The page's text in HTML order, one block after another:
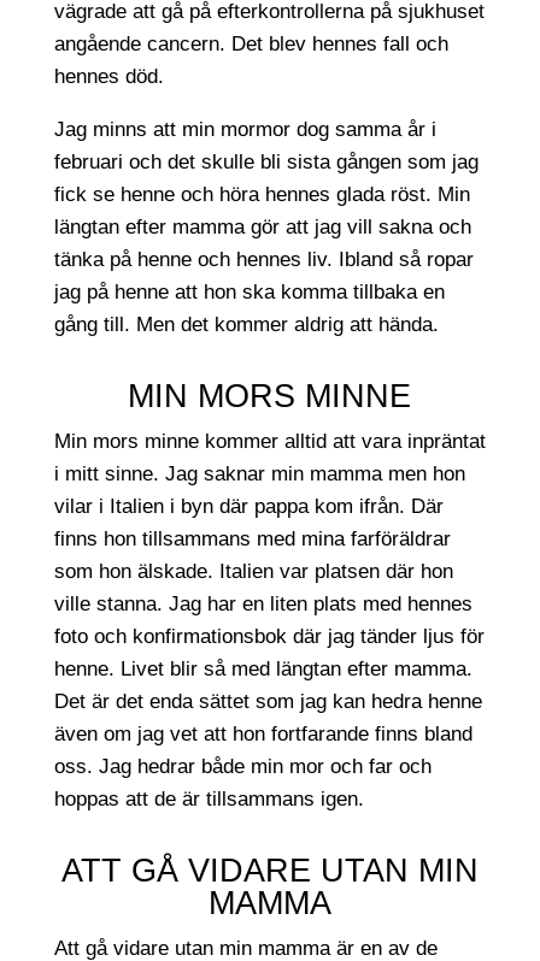
vägrade att gå på efterkontrollerna på sjukhuset
angående cancern. Det blev hennes fall och
hennes död.
Jag minns att min mormor dog samma år i
februari och det skulle bli sista gången som jag
fick se henne och höra hennes glada röst. Min
längtan efter mamma gör att jag vill sakna och
tänka på henne och hennes liv. Ibland så ropar
jag på henne att hon ska komma tillbaka en
gång till. Men det kommer aldrig att hända.
MIN MORS MINNE
Min mors minne kommer alltid att vara inpräntat
i mitt sinne. Jag saknar min mamma men hon
vilar i Italien i byn där pappa kom ifrån. Där
finns hon tillsammans med mina farföräldrar
som hon älskade. Italien var platsen där hon
ville stanna. Jag har en liten plats med hennes
foto och konfirmationsbok där jag tänder ljus för
henne. Livet blir så med längtan efter mamma.
Det är det enda sättet som jag kan hedra henne
även om jag vet att hon fortfarande finns bland
oss. Jag hedrar både min mor och far och
hoppas att de är tillsammans igen.
ATT GÅ VIDARE UTAN MIN
MAMMA
Att gå vidare utan min mamma är en av de